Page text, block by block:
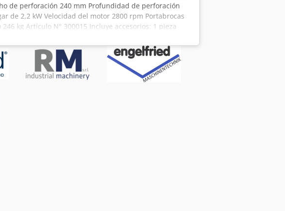
de perforación 240 mm Profundidad de perforación
de 2,2 kW Velocidad del motor 2800 rpm Portabrocas
kg Artículo N° 300015 Incluye accesorios: 1 pieza
n.º A350128 1 pieza Hor. sistema de rejilla de
Prensa excéntrica de 1 pieza con columna y Cruz de